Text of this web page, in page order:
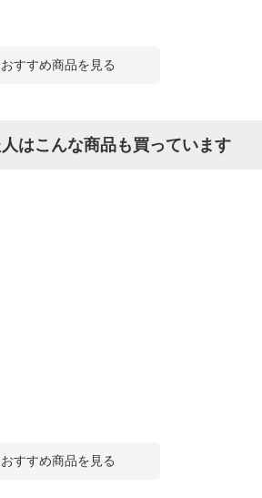
おすすめ商品を見る
はこんな商品も買っています
おすすめ商品を見る